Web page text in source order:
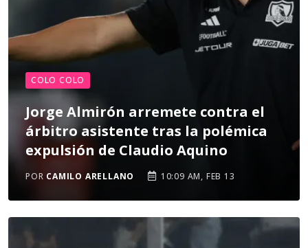
COLO COLO
Jorge Almirón arremete contra el
árbitro asistente tras la polémica
expulsión de Claudio Aquino
POR CAMILO ARELLANO 10:09 AM, FEB 13